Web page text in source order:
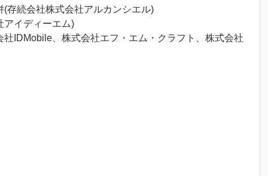
存続会社株式会社アルカンシエル)
アイディーエム)
IDMobile、株式会社エフ・エム・クラフト、株式会社